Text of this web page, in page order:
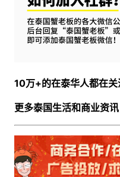
10万+的在泰华人都在关
更多泰国生活和商业资讯